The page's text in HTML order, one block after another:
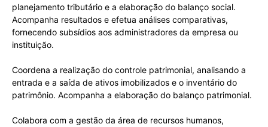
planejamento tributário e a elaboração do balanço social.
Acompanha resultados e efetua análises comparativas,
fornecendo subsídios aos administradores da empresa ou
instituição.
Coordena a realização do controle patrimonial, analisando a
entrada e a saída de ativos imobilizados e o inventário do
patrimônio. Acompanha a elaboração do balanço patrimonial.
Colabora com a gestão da área de recursos humanos,